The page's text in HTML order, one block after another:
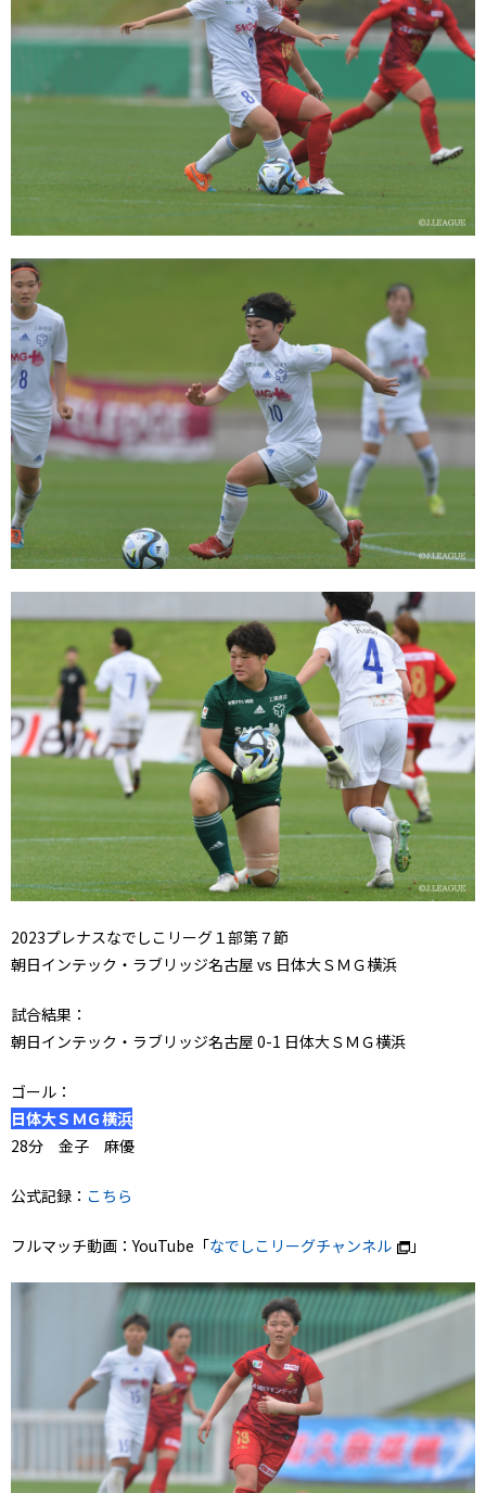
2023プレナスなでしこリーグ１部第７節
朝日インテック・ラブリッジ名古屋 vs 日体大ＳＭＧ横浜
試合結果：
朝日インテック・ラブリッジ名古屋 0-1 日体大ＳＭＧ横浜
ゴール：
日体大ＳＭＧ横浜
28分 金子 麻優
公式記録： こちら
フルマッチ動画：YouTube「なでしこリーグチャンネル 」